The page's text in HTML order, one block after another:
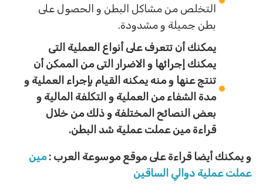
التخلص من مشاكل البطن و الحصول على
بطن جميلة و مشدودة.
يمكنك أن تتعرف على أنواع العملية التى
يمكنك إجرائها و الاضرار التى من الممكن أن
تنتج عنها و منه يمكنه القيام بإجراء العملية و
مدة الشفاء من العملية و التكلفة المالية و
بعض النصائح المختلفة و ذلك من خلال
قراءة مين عملت عملية شد البطن.
و يمكنك أيضا قراءة على موقع موسوعة العرب :مين
عملت عملية دوالي الساقين